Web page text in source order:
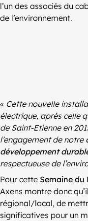
l’un des associés du
de l’environnement.
« Cette nouvelle
électrique, après celle
de Saint-Etienne en
l’engagement de notre
développement
respectueuse de
Pour cette Semaine du
Axens montre donc
régional/local, de
significatives pour un